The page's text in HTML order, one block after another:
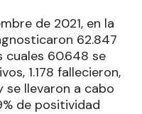
de 2021, en la
62.847
cuales 60.648 se
1.178 fallecieron,
se llevaron a cabo
de positividad